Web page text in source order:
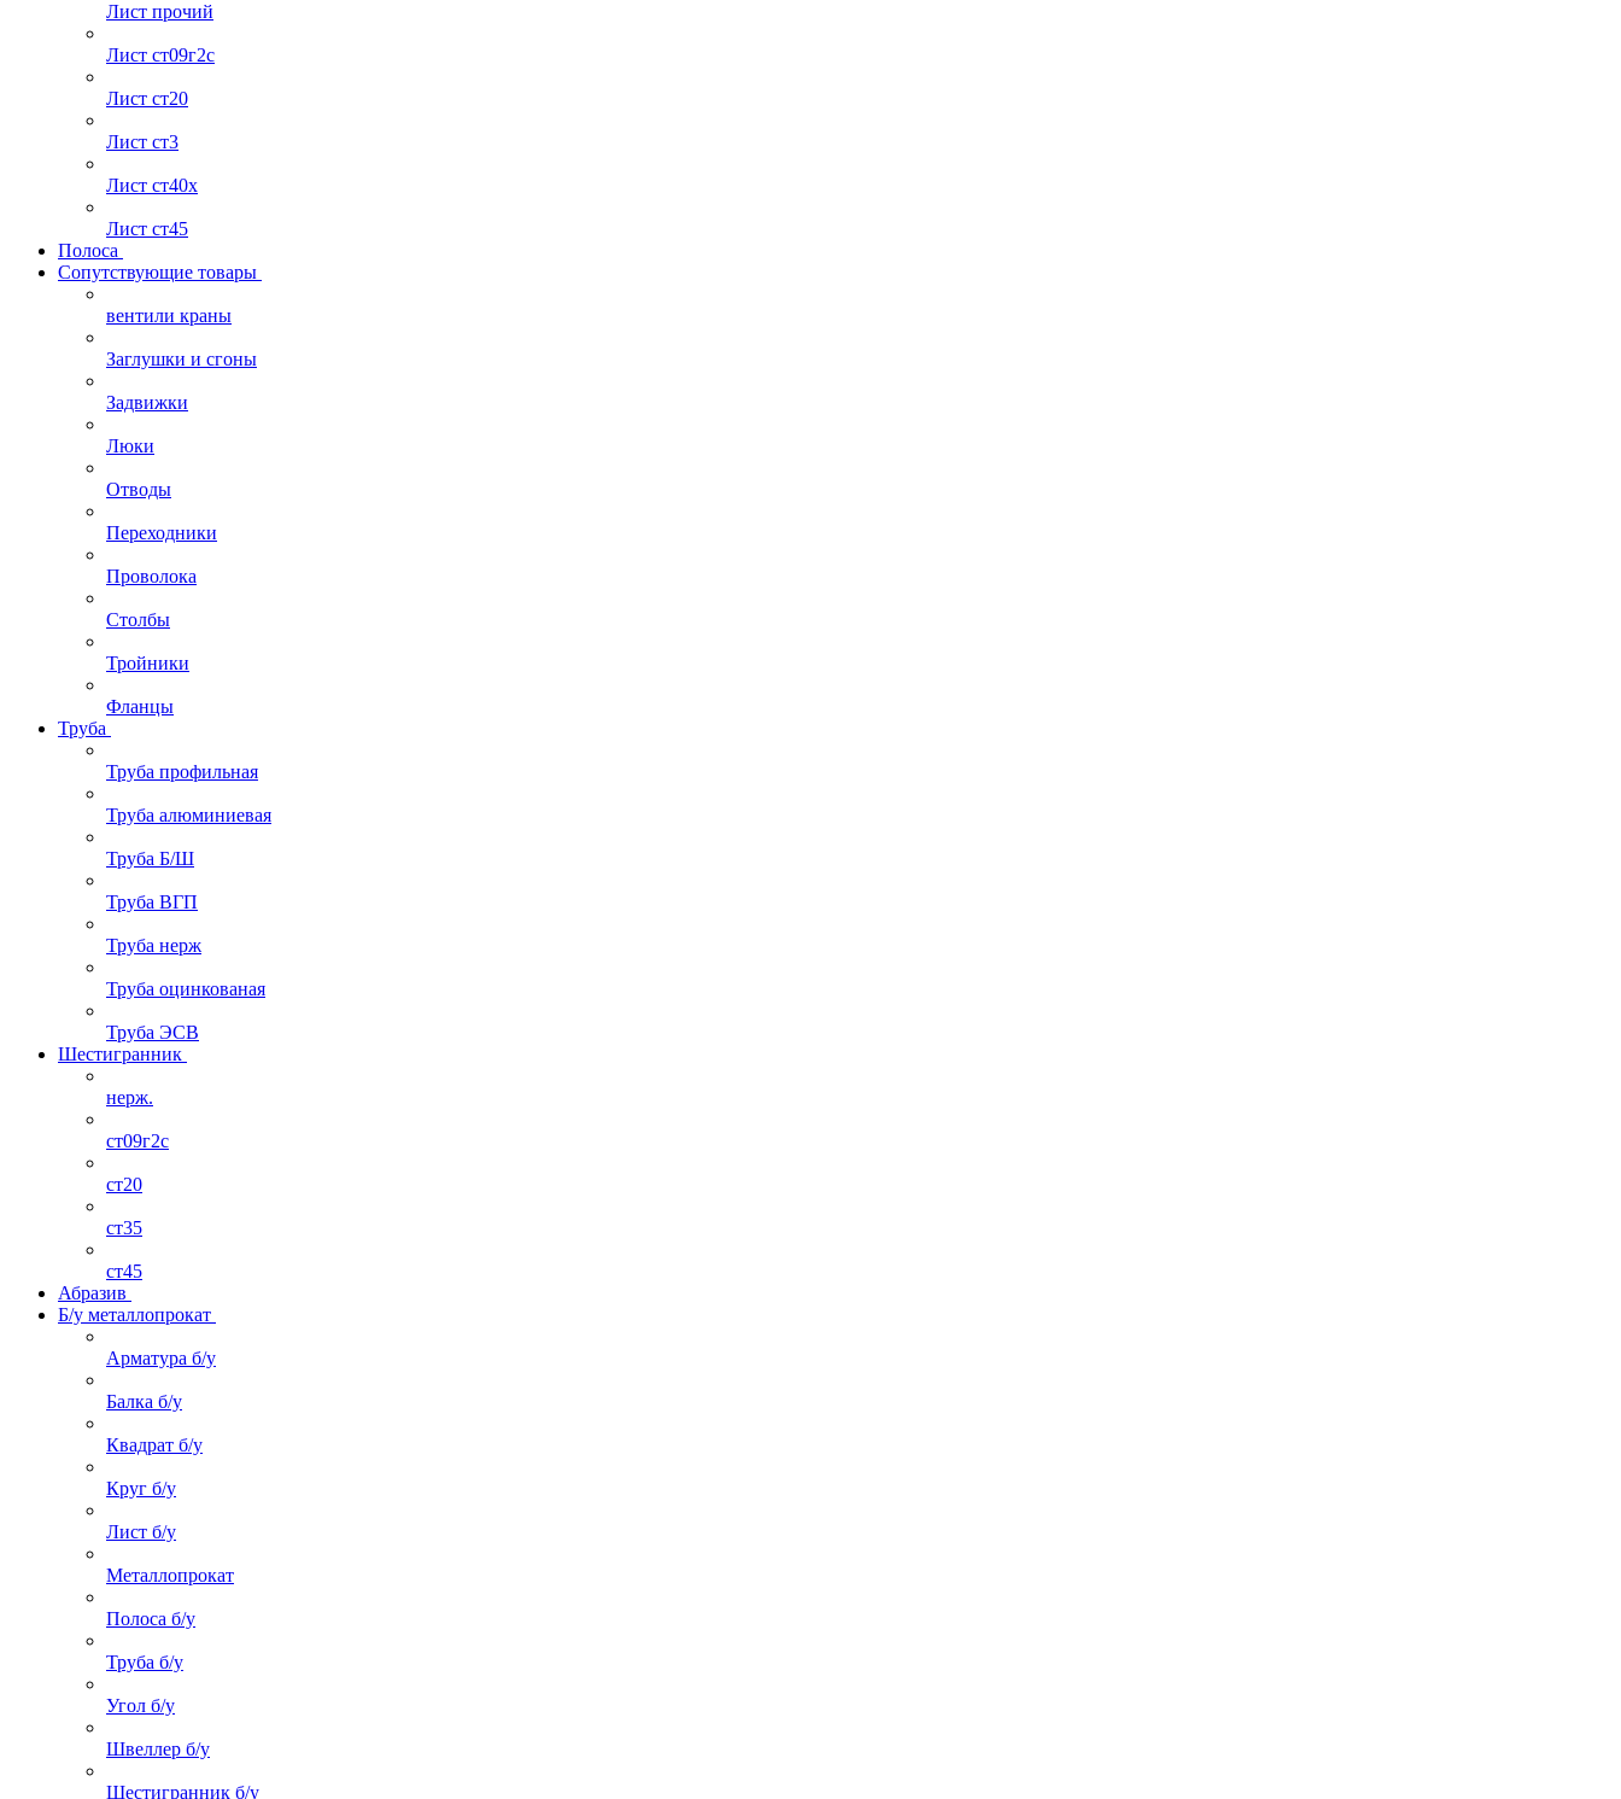
Лист прочий
Лист ст09г2с
Лист ст20
Лист ст3
Лист ст40х
Лист ст45
Полоса
Сопутствующие товары
вентили краны
Заглушки и сгоны
Задвижки
Люки
Отводы
Переходники
Проволока
Столбы
Тройники
Фланцы
Труба
Труба профильная
Труба алюминиевая
Труба Б/Ш
Труба ВГП
Труба нерж
Труба оцинкованая
Труба ЭСВ
Шестигранник
нерж.
ст09г2с
ст20
ст35
ст45
Абразив
Б/у металлопрокат
Арматура б/у
Балка б/у
Квадрат б/у
Круг б/у
Лист б/у
Металлопрокат
Полоса б/у
Труба б/у
Угол б/у
Швеллер б/у
Шестигранник б/у